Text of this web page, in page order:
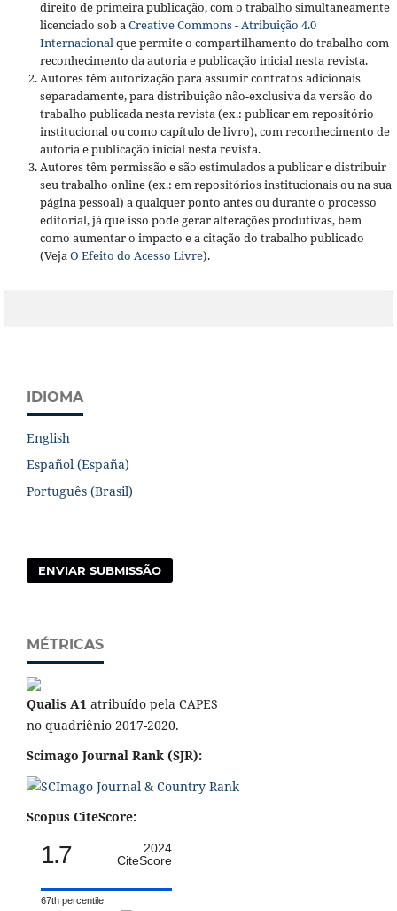
direito de primeira publicação, com o trabalho simultaneamente
licenciado sob aCreative Commons - Atribuição 4.0
Internacionalque permite o compartilhamento do trabalho com
reconhecimento da autoria e publicação inicial nesta revista.
Autores têm autorização para assumir contratos adicionais
separadamente, para distribuição não-exclusiva da versão do
trabalho publicada nesta revista (ex.: publicar em repositório
institucional ou como capítulo de livro), com reconhecimento de
autoria e publicação inicial nesta revista.
Autores têm permissão e são estimulados a publicar e distribuir
seu trabalho online (ex.: em repositórios institucionais ou na sua
página pessoal) a qualquer ponto antes ou durante o processo
editorial, já que isso pode gerar alterações produtivas, bem
como aumentar o impacto e a citação do trabalho publicado
(VejaO Efeito do Acesso Livre).
IDIOMA
English
Español (España)
Português (Brasil)
ENVIAR SUBMISSÃO
MÉTRICAS
Qualis A1 atribuído pela CAPES
no quadriênio 2017-2020.
Scimago Journal Rank (SJR):
Scopus CiteScore:
1.7
2024
CiteScore
67th percentile